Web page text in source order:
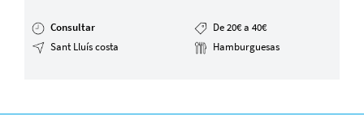
Consultar
De 20€ a 40€
Sant Lluís costa
Hamburguesas